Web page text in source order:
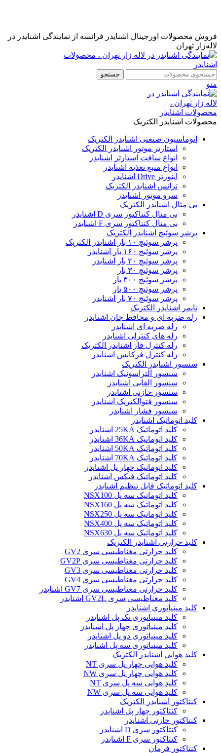
فروش محصولات اورجینال اشنایدر فرانسه از نمایندگی اشنایدر در
لاله‌زار تهران
جستجو
منو
محصولات اشنایدر الکتریک
اتوماسیون صنعتی اشنایدر الکتریک
استارتر موتور اشنایدر الکتریک
انواع سافت استارتر اشنایدر
انواع منبع تغذیه اشنایدر
اینورتر Drive اشنایدر
ترانس اشنایدر الکتریک
سرو موتور اشنایدر
بی متال اشنایدر الکتریک
بی متال کنتاکتور سری D اشنایدر
بی متال کنتاکتور سری F اشنایدر
پرشر سوئیچ اشنایدر الکتریک
پرشر سوئیچ ۱۰ بار اشنایدر الکتریک
پرشر سوئیچ ۱۶۰ بار اشنایدر
پرشر سوئیچ ۲۰ بار اشنایدر
پرشر سوئیچ ۳۰ بار
پرشر سوئیچ ۳۰۰ بار
پرشر سوئیچ ۵۰۰ بار
پرشر سوئیچ ۷۰ بار اشنایدر
تایمر اشنایدر الکتریک
رله ضربه ای و محافظ جان اشنایدر
رله ضربه ای اشنایدر
رله های کنترلی اشنایدر
رله کنترل فاز اشنایدر الکتریک
رله کنترل فرکانس اشنایدر
سنسور اشنایدر الکتریک
سنسور آلتراسونیک اشنایدر
سنسور القایی اشنایدر
سنسور خازنی اشنایدر
سنسور فتوالکتریک اشنایدر
سنسور فشار اشنایدر
کلید اتوماتیک اشنایدر
کلید اتوماتیک 25KA اشنایدر
کلید اتوماتیک 36KA اشنایدر
کلید اتوماتیک 50KA اشنایدر
کلید اتوماتیک 70KA اشنایدر
کلید اتوماتیک چهار پل اشنایدر
کلید اتوماتیک فیکس اشنایدر
کلید اتوماتیک قابل تنظیم اشنایدر
کلید اتوماتیک سه پل NSX100
کلید اتوماتیک سه پل NSX160
کلید اتوماتیک سه پل NSX250
کلید اتوماتیک سه پل NSX400
کلید اتوماتیک سه پل NSX630
کلید حرارتی اشنایدر الکتریک
کليد حرارتی مغناطيسی سری GV2
کليد حرارتی مغناطيسی سری GV2P
کليد حرارتی مغناطيسی سری GV3
کليد حرارتی مغناطيسی سری GV4
کليد حرارتی مغناطيسی سری GV7 اشنایدر
کليد مغناطيسی سری GV2L اشنایدر
کلید مينياتوری اشنایدر
کلید مینیاتوری تک پل اشنایدر
کلید مینیاتوری چهار پل اشنایدر
کلید مینیاتوری دو پل اشنایدر
کلید مینیاتوری سه پل اشنایدر
کلید هوایی اشنایدر الکتریک
کلید هوایی چهار پل سری NT
کلید هوایی چهار پل سری NW
کلید هوایی سه پل سری NT
کلید هوایی سه پل سری NW
کنتاکتور اشنایدر الکتریک
کنتاکتور چهار پل اشنایدر
کنتاکتور خازنی اشنایدر
کنتاکتور سری D اشنایدر
کنتاکتور سری F اشنایدر
کنتاکتور فرمان